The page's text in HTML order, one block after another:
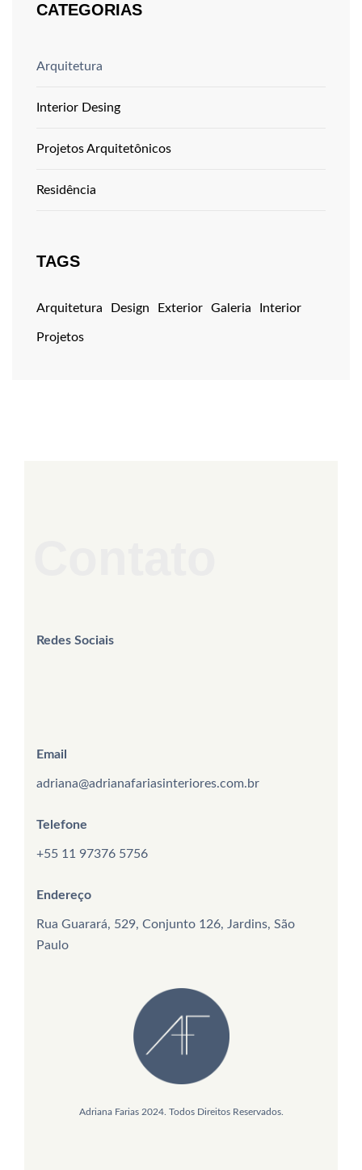
CATEGORIAS
Arquitetura
Interior Desing
Projetos Arquitetônicos
Residência
TAGS
Arquitetura Design Exterior Galeria Interior
Projetos
Redes Sociais
Email
adriana@adrianafariasinteriores.com.br
Telefone
+55 11 97376 5756
Endereço
Rua Guarará, 529, Conjunto 126, Jardins, São
Paulo
Adriana Farias 2024. Todos Direitos Reservados.